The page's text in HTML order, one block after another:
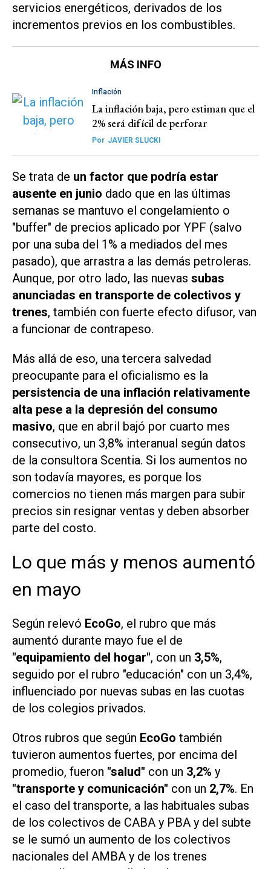
servicios energéticos, derivados de los
incrementos previos en los combustibles.
MÁS INFO
Inflación
La inflación baja, pero estiman que el
2% será difícil de perforar
Por JAVIER SLUCKI
Se trata de un factor que podría estar
ausente en junio dado que en las últimas
semanas se mantuvo el congelamiento o
"buffer" de precios aplicado por YPF (salvo
por una suba del 1% a mediados del mes
pasado), que arrastra a las demás petroleras.
Aunque, por otro lado, las nuevas subas
anunciadas en transporte de colectivos y
trenes, también con fuerte efecto difusor, van
a funcionar de contrapeso.
Más allá de eso, una tercera salvedad
preocupante para el oficialismo es la
persistencia de una inflación relativamente
alta pese a la depresión del consumo
masivo, que en abril bajó por cuarto mes
consecutivo, un 3,8% interanual según datos
de la consultora Scentia. Si los aumentos no
son todavía mayores, es porque los
comercios no tienen más margen para subir
precios sin resignar ventas y deben absorber
parte del costo.
Lo que más y menos aumentó
en mayo
Según relevó EcoGo, el rubro que más
aumentó durante mayo fue el de
"equipamiento del hogar", con un 3,5%,
seguido por el rubro "educación" con un 3,4%,
influenciado por nuevas subas en las cuotas
de los colegios privados.
Otros rubros que según EcoGo también
tuvieron aumentos fuertes, por encima del
promedio, fueron "salud" con un 3,2% y
"transporte y comunicación" con un 2,7%. En
el caso del transporte, a las habituales subas
de los colectivos de CABA y PBA y del subte
se le sumó un aumento de los colectivos
nacionales del AMBA y de los trenes